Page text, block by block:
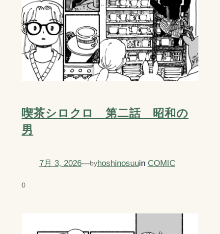
喫茶シロクロ 第二話 昭和の
男
7月 3, 2026—byhoshinosuuin COMIC
0